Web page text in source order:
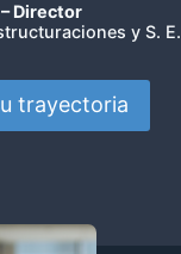
Director
y S. E.
trayectoria